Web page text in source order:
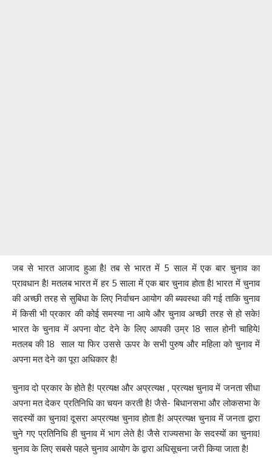
जब से भारत आजाद हुआ है! तब से भारत में 5 साल में एक बार चुनाव का
प्रावधान है! मतलब भारत में हर 5 साला में एक बार चुनाव होता है! भारत में चुनाव
की अच्छी तरह से सुबिधा के लिए निर्वाचन आयोग की ब्यवस्था की गई ताकि चुनाव
में किसी भी प्रकार की कोई समस्या ना आये और चुनाव अच्छी तरह से हो सके!
भारत के चुनाव में अपना वोट देने के लिए आपकी उम्र 18 साल होनी चाहिये!
मतलब की 18 साल या फिर उससे ऊपर के सभी पुरुष और महिला को चुनाव में
अपना मत देने का पूरा अधिकार है!
चुनाव दो प्रकार के होते है! प्रत्यक्ष और अप्रत्यक्ष , प्रत्यक्ष चुनाव में जनता सीधा
अपना मत देकर प्रतिनिधि का चयन करती है! जैसे- बिधानसभा और लोकसभा के
सदस्यों का चुनाव! दूसरा अप्रत्यक्ष चुनाव होता है! अप्रत्यक्ष चुनाव में जनता द्वारा
चुने गए प्रतिनिधि ही चुनाव में भाग लेते है! जैसे राज्यसभा के सदस्यों का चुनाव!
चुनाव के लिए सबसे पहले चुनाव आयोग के द्वारा अधिसूचना जरी किया जाता है!